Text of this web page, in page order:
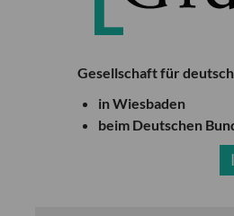
Gesellschaft für
in Wiesbaden
beim Deutschen